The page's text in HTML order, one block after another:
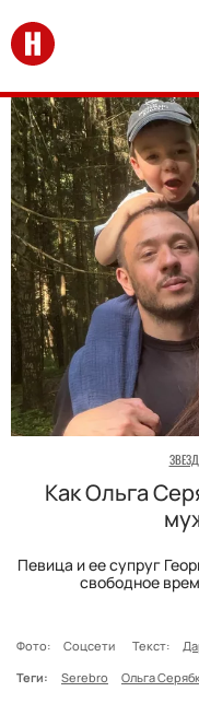
Перейти на главную
Как Ольга
Певица и ее супруг
свободное
Фото: Соцсети Текст:
Теги:
Serebro Ольга